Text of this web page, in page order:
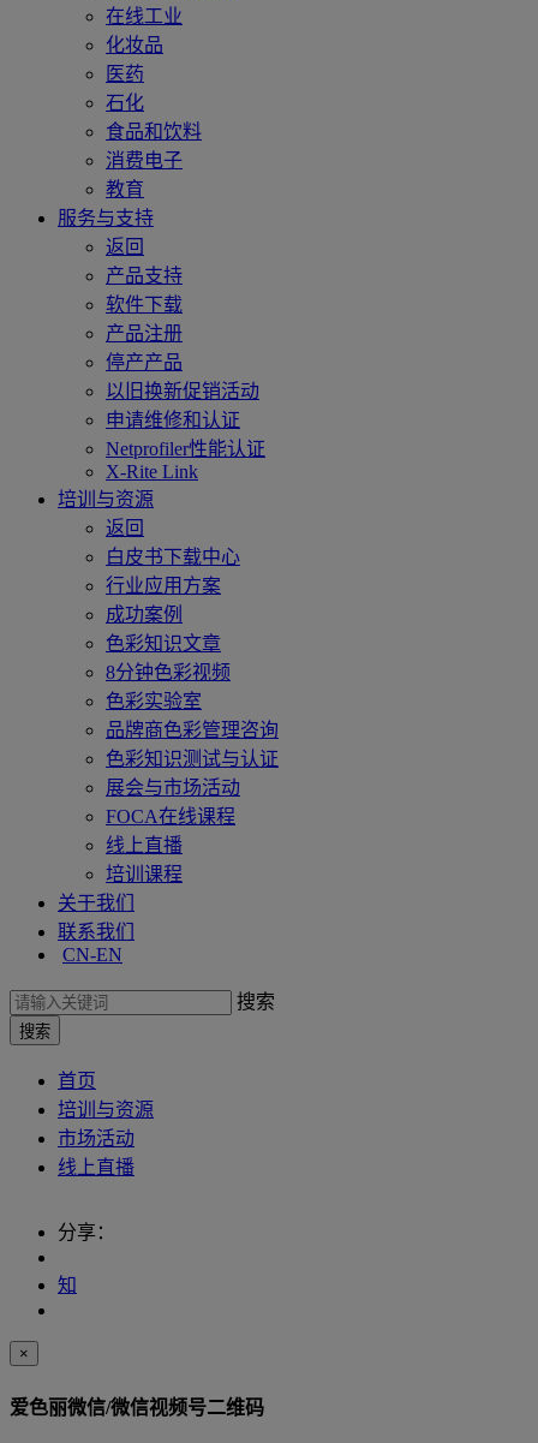
在线工业
化妆品
医药
石化
食品和饮料
消费电子
教育
服务与支持
返回
产品支持
软件下载
产品注册
停产产品
以旧换新促销活动
申请维修和认证
Netprofiler性能认证
X-Rite Link
培训与资源
返回
白皮书下载中心
行业应用方案
成功案例
色彩知识文章
8分钟色彩视频
色彩实验室
品牌商色彩管理咨询
色彩知识测试与认证
展会与市场活动
FOCA在线课程
线上直播
培训课程
关于我们
联系我们
CN-EN
搜索
首页
培训与资源
市场活动
线上直播
分享：
知
×
爱色丽微信/微信视频号二维码